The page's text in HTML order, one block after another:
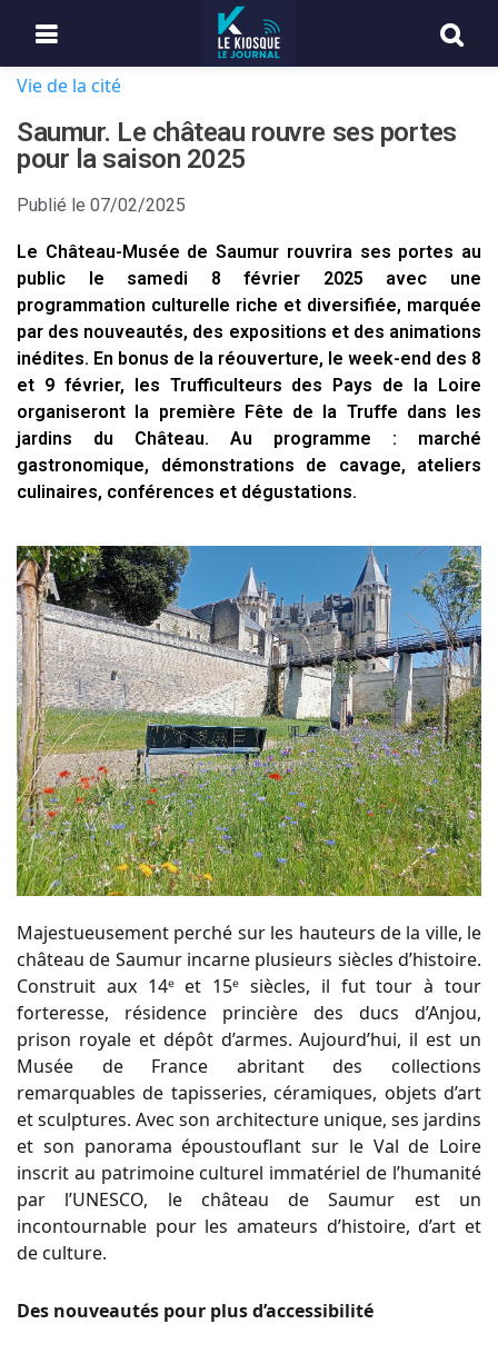
Vie de la cité
Saumur. Le château rouvre ses portes
pour la saison 2025
Publié le 07/02/2025
Le Château-Musée de Saumur rouvrira ses portes au
public le samedi 8 février 2025 avec une
programmation culturelle riche et diversifiée, marquée
par des nouveautés, des expositions et des animations
inédites. En bonus de la réouverture, le week-end des 8
et 9 février, les Trufficulteurs des Pays de la Loire
organiseront la première Fête de la Truffe dans les
jardins du Château. Au programme : marché
gastronomique, démonstrations de cavage, ateliers
culinaires, conférences et dégustations.
Majestueusement perché sur les hauteurs de la ville, le
château de Saumur incarne plusieurs siècles d’histoire.
Construit aux 14ᵉ et 15ᵉ siècles, il fut tour à tour
forteresse, résidence princière des ducs d’Anjou,
prison royale et dépôt d’armes. Aujourd’hui, il est un
Musée de France abritant des collections
remarquables de tapisseries, céramiques, objets d’art
et sculptures. Avec son architecture unique, ses jardins
et son panorama époustouflant sur le Val de Loire
inscrit au patrimoine culturel immatériel de l’humanité
par l’UNESCO, le château de Saumur est un
incontournable pour les amateurs d’histoire, d’art et
de culture.
Des nouveautés pour plus d’accessibilité